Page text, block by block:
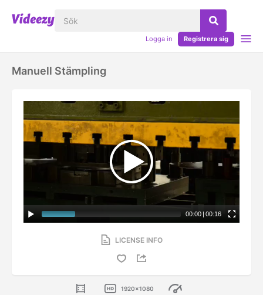
Logga in Registrera sig
Manuell Stämpling
00:00 | 00:16
LICENSE INFO
1920x1080